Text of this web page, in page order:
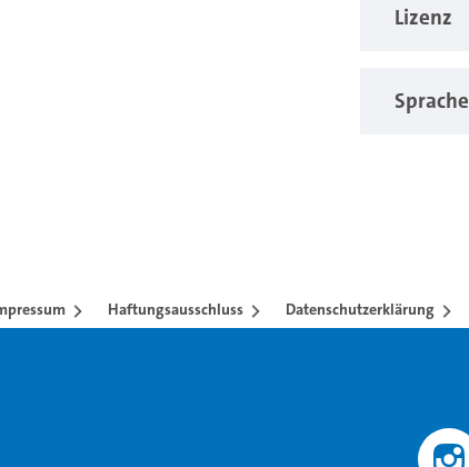
Lizenz
Sprache
Haftungsausschluss Datenschutzerklärung